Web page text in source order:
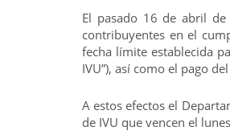
El pasado 16 de abril
contribuyentes en el
fecha límite establecida
IVU”), así como el pago
A estos efectos el
de IVU que vencen el